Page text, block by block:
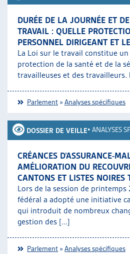
DURÉE DE LA JOURNÉE ET
TRAVAIL : QUELLE
PERSONNEL DIRIGEANT ET
La Loi sur le travail constitue
protection de la santé et de la
travailleuses et des travailleurs.
Parlement »Analyses spécifiques
DOSSIER DE VEILLE• ANALYSES
CRÉANCES D’ASSURANCE-
AMÉLIORATION DU
CANTONS ET LISTES NOIRES
Lors de la session de
fédéral a adopté une initiative
qui introduit de nombreux
gestion des [...]
Parlement »Analyses spécifiques